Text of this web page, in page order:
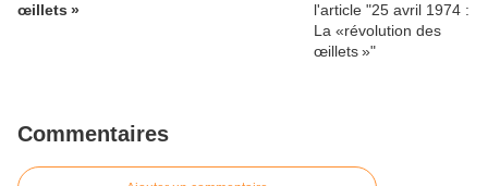
œillets »
Commentaires